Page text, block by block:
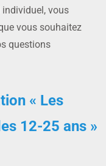
individuel, vous
vous souhaitez
questions
« Les
12-25 ans »